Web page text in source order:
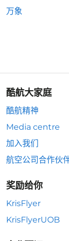
万象
酷航大家庭
酷航精神
Media centre
加入我们
航空公司合作伙
奖励给你
KrisFlyer
KrisFlyerUOB